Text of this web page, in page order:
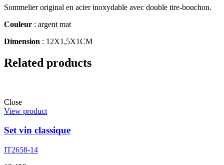
Sommelier original en acier inoxydable avec double tire-bouchon.
Couleur : argent mat
Dimension : 12X1,5X1CM
Related products
Close
View product
Set vin classique
IT2658-14